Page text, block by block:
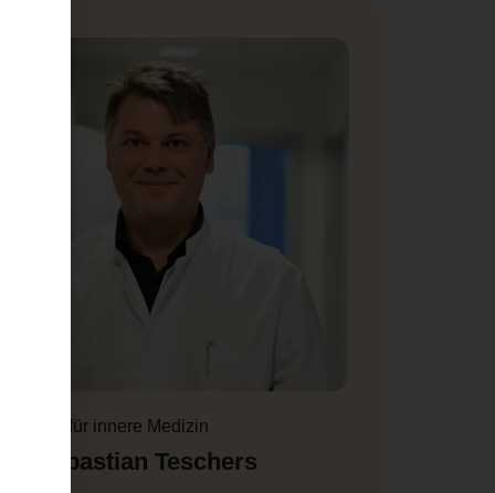
Facharzt für innere Medizin
Dr. Sebastian Teschers